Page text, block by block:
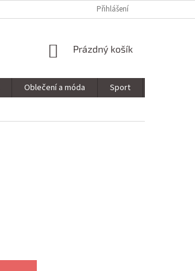
Přihlášení
NÁKUPNÍ
Prázdný košík
Oblečení a móda Sport